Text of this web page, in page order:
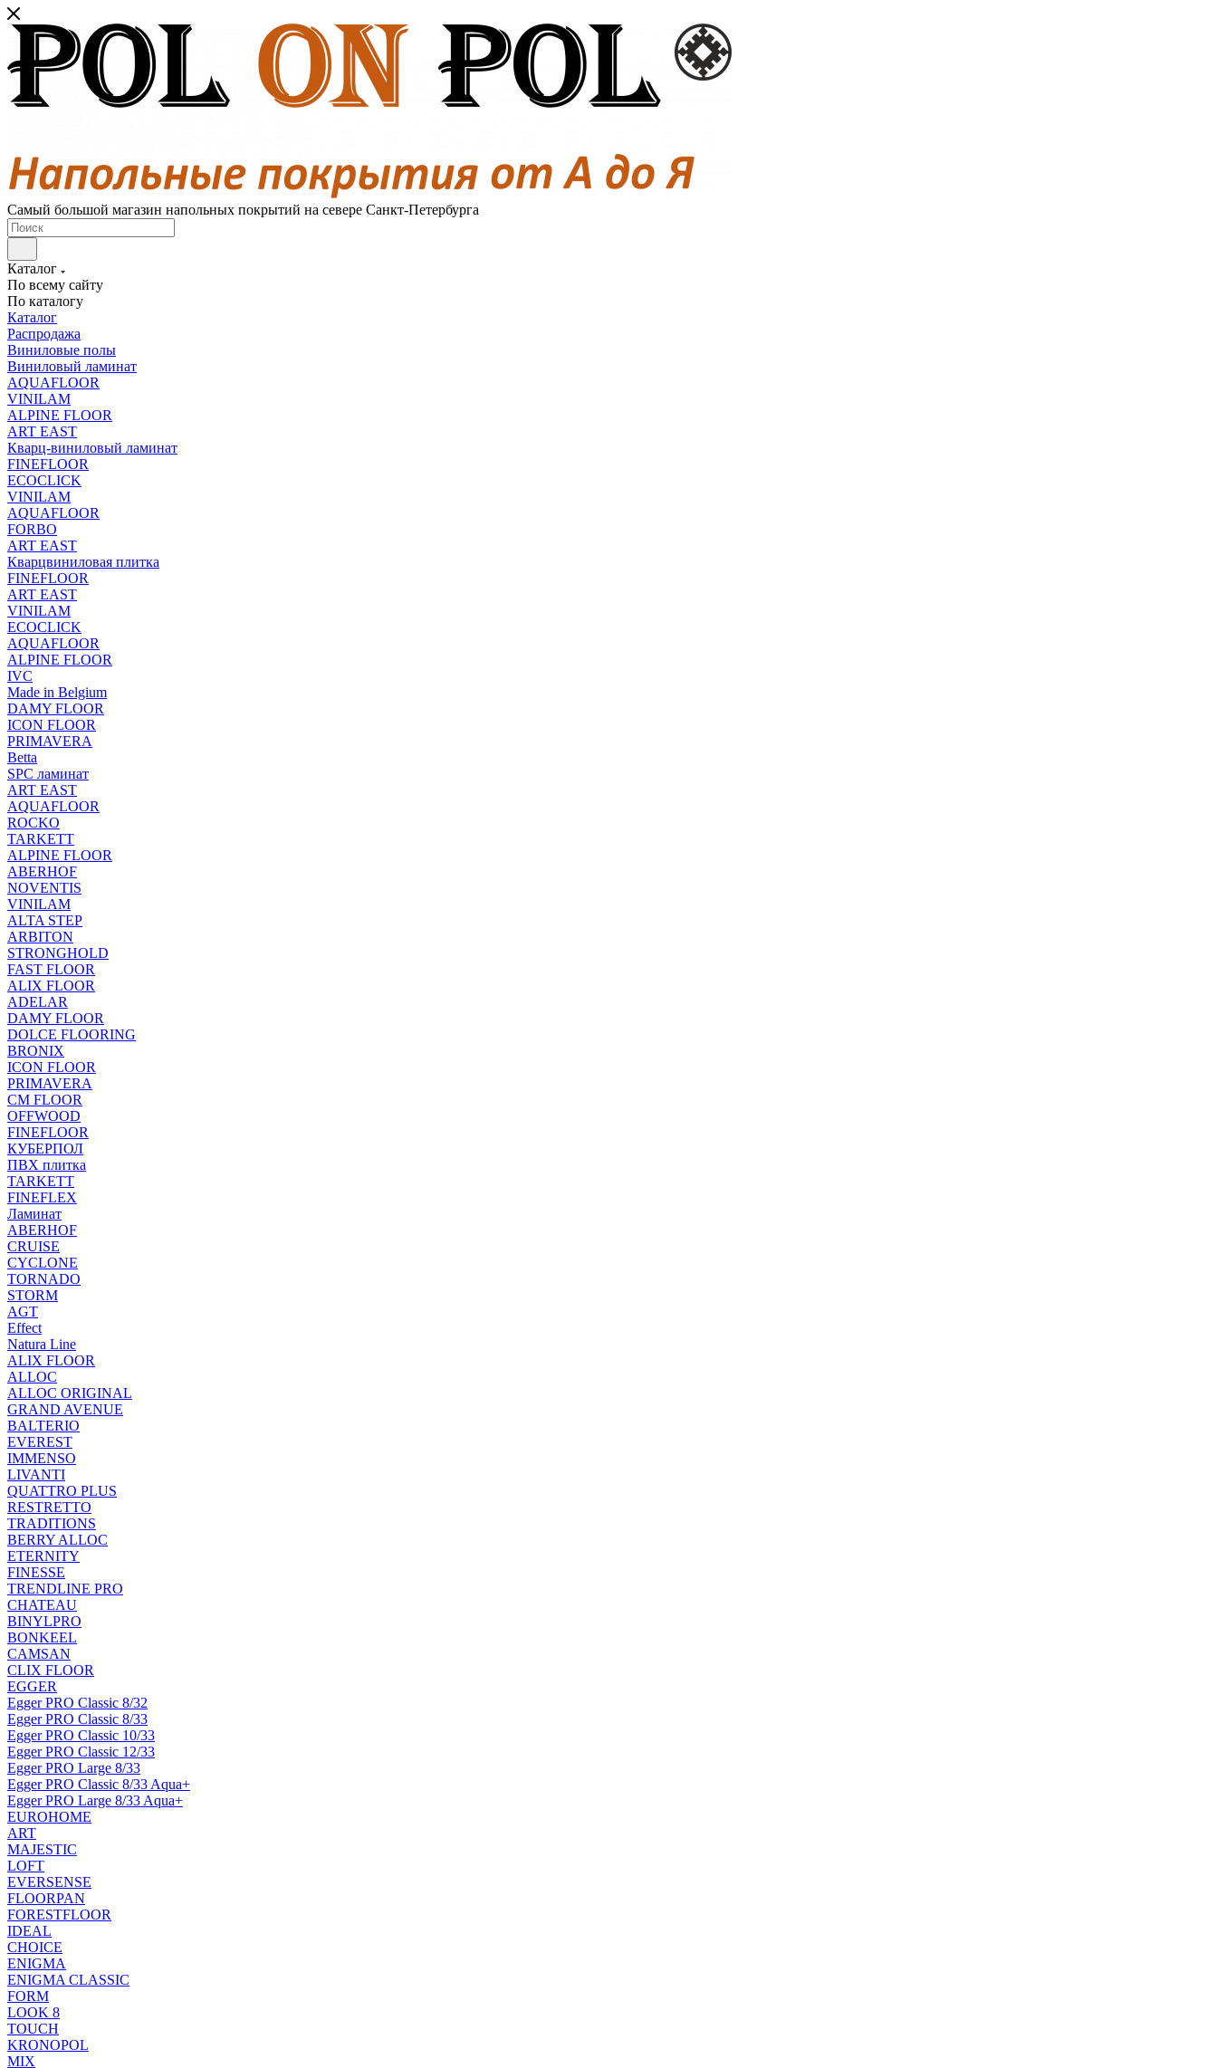
Самый большой магазин напольных покрытий на севере Санкт-Петербурга
Каталог
По всему сайту
По каталогу
Каталог
Распродажа
Виниловые полы
Виниловый ламинат
AQUAFLOOR
VINILAM
ALPINE FLOOR
ART EAST
Кварц-виниловый ламинат
FINEFLOOR
ECOCLICK
VINILAM
AQUAFLOOR
FORBO
ART EAST
Кварцвиниловая плитка
FINEFLOOR
ART EAST
VINILAM
ECOCLICK
AQUAFLOOR
ALPINE FLOOR
IVC
Made in Belgium
DAMY FLOOR
ICON FLOOR
PRIMAVERA
Betta
SPC ламинат
ART EAST
AQUAFLOOR
ROCKO
TARKETT
ALPINE FLOOR
ABERHOF
NOVENTIS
VINILAM
ALTA STEP
ARBITON
STRONGHOLD
FAST FLOOR
ALIX FLOOR
ADELAR
DAMY FLOOR
DOLCE FLOORING
BRONIX
ICON FLOOR
PRIMAVERA
CM FLOOR
OFFWOOD
FINEFLOOR
КУБЕРПОЛ
ПВХ плитка
TARKETT
FINEFLEX
Ламинат
ABERHOF
CRUISE
CYCLONE
TORNADO
STORM
AGT
Effect
Natura Line
ALIX FLOOR
ALLOC
ALLOC ORIGINAL
GRAND AVENUE
BALTERIO
EVEREST
IMMENSO
LIVANTI
QUATTRO PLUS
RESTRETTO
TRADITIONS
BERRY ALLOC
ETERNITY
FINESSE
TRENDLINE PRO
CHATEAU
BINYLPRO
BONKEEL
CAMSAN
CLIX FLOOR
EGGER
Egger PRO Classic 8/32
Egger PRO Classic 8/33
Egger PRO Classic 10/33
Egger PRO Classic 12/33
Egger PRO Large 8/33
Egger PRO Classic 8/33 Aqua+
Egger PRO Large 8/33 Aqua+
EUROHOME
ART
MAJESTIC
LOFT
EVERSENSE
FLOORPAN
FORESTFLOOR
IDEAL
CHOICE
ENIGMA
ENIGMA CLASSIC
FORM
LOOK 8
TOUCH
KRONOPOL
MIX